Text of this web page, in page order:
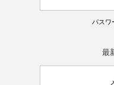
パスワ
最